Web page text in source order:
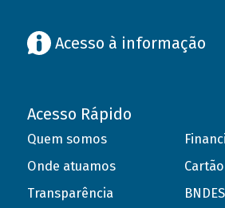
Acesso à informação
Acesso Rápido
Quem somos
Onde atuamos
Transparência